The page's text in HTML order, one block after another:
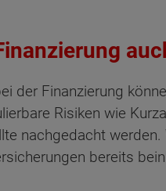
der Finanzierung
Risiken wie
nachgedacht
bereits